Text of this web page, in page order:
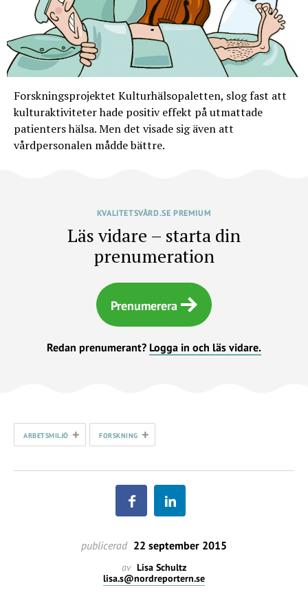
Forskningsprojektet Kulturhälsopaletten, slog fast att
kulturaktiviteter hade positiv effekt på utmattade
patienters hälsa. Men det visade sig även att
vårdpersonalen mådde bättre.
KVALITETSVÅRD.SE PREMIUM
Läs vidare – starta din
prenumeration
Prenumerera
Redan prenumerant? Logga in och läs vidare.
ARBETSMILJÖ + FORSKNING +
publicerad 22 september 2015
av Lisa Schultz
lisa.s@nordreportern.se